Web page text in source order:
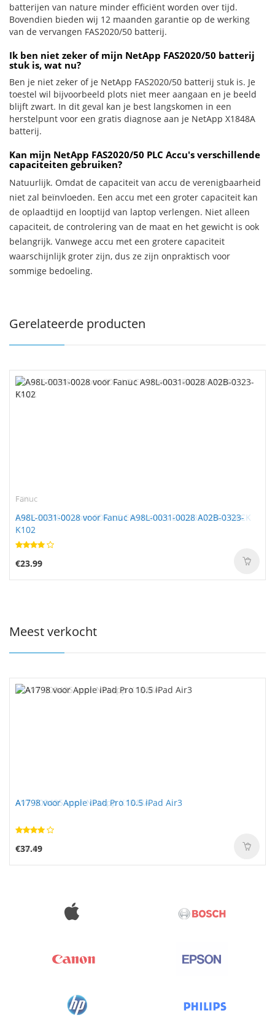
batterijen van nature minder efficiënt worden over tijd.
Bovendien bieden wij 12 maanden garantie op de werking
van de vervangen FAS2020/50 batterij.
Ik ben niet zeker of mijn NetApp FAS2020/50 batterij
stuk is, wat nu?
Ben je niet zeker of je NetApp FAS2020/50 batterij stuk is. Je
toestel wil bijvoorbeeld plots niet meer aangaan en je beeld
blijft zwart. In dit geval kan je best langskomen in een
herstelpunt voor een gratis diagnose aan je NetApp X1848A
batterij.
Kan mijn NetApp FAS2020/50 PLC Accu's verschillende
capaciteiten gebruiken?
Natuurlijk. Omdat de capaciteit van accu de verenigbaarheid
niet zal beïnvloeden. Een accu met een groter capaciteit kan
de oplaadtijd en looptijd van laptop verlengen. Niet alleen
capaciteit, de controlering van de maat en het gewicht is ook
belangrijk. Vanwege accu met een grotere capaciteit
waarschijnlijk groter zijn, dus ze zijn onpraktisch voor
sommige bedoeling.
Gerelateerde producten
Fanuc
A98L-0031-0028 voor Fanuc A98L-0031-0028 A02B-0323-
K102
€23.99
Meest verkocht
A1798 voor Apple iPad Pro 10.5 iPad Air3
€37.49